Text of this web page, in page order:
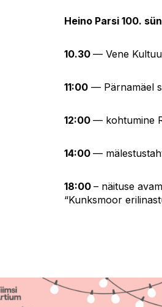
Heino Parsi 100.
10.30 — Vene
11:00 — Pärnamäel
12:00 — kohtumine
14:00 —
18:00 – näituse
“Kunksmoor